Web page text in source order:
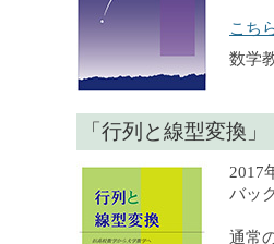
こち
数学
「行列と線型変換」
2017
バッ
通常